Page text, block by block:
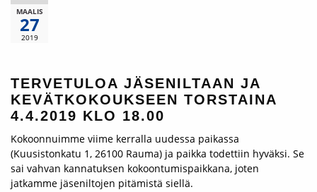
MAALIS
27
2019
TERVETULOA JÄSENILTAAN JA
KEVÄTKOKOUKSEEN TORSTAINA
4.4.2019 KLO 18.00
Kokoonnuimme viime kerralla uudessa paikassa
(Kuusistonkatu 1, 26100 Rauma) ja paikka todettiin hyväksi. Se
sai vahvan kannatuksen kokoontumispaikkana, joten
jatkamme jäseniltojen pitämistä siellä.